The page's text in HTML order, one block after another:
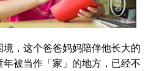
，这个爸爸妈妈陪伴他长大的
被当作「家」的地方，已经不